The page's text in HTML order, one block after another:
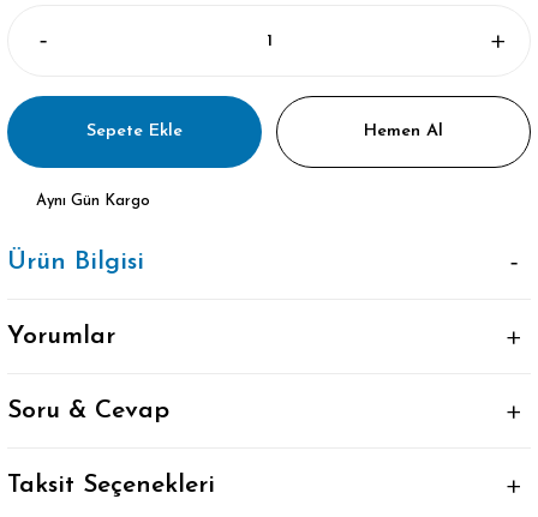
Sepete Ekle Hemen Al
Aynı Gün Kargo
Ürün Bilgisi
Yorumlar
Soru & Cevap
Taksit Seçenekleri